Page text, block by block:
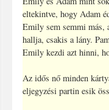
eltekintve, hogy Adam
Emily sem semmi más,
hallja, csakis a lány.
Emily kezdi azt hinni,
Az idős nő minden
eljegyzési partin esik